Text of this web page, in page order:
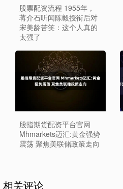
股票配资流程 1955年，
蒋介石听闻陈毅授衔后对
宋美龄苦笑：这个人真的
太强了
股指期货配资平台官网
Mhmarkets迈汇:黄金强势
震荡 聚焦美联储政策走向
相关评论